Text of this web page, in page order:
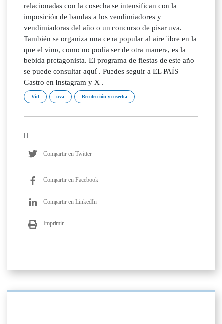
relacionadas con la cosecha se intensifican con la
imposición de bandas a los vendimiadores y
vendimiadoras del año o un concurso de pisar uva.
También se organiza una cena popular al aire libre en la
que el vino, como no podía ser de otra manera, es la
bebida protagonista. El programa de fiestas de este año
se puede consultar aquí . Puedes seguir a EL PAÍS
Gastro en Instagram y X .
Vid uva Recolección y cosecha
Compartir en Twitter
Compartir en Facebook
Compartir en LinkedIn
Imprimir